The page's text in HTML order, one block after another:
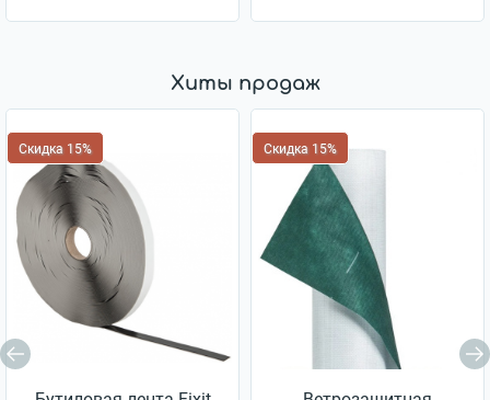
Хиты продаж
Скидка 15% Скидка 15%